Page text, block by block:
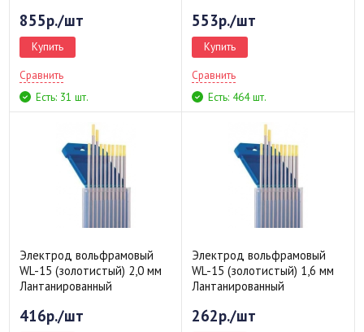
855р./шт
Купить
Сравнить
Есть: 31 шт.
553р./шт
Купить
Сравнить
Есть: 464 шт.
Электрод вольфрамовый
WL-15 (золотистый) 2,0 мм
Лантанированный
416р./шт
Электрод вольфрамовый
WL-15 (золотистый) 1,6 мм
Лантанированный
262р./шт